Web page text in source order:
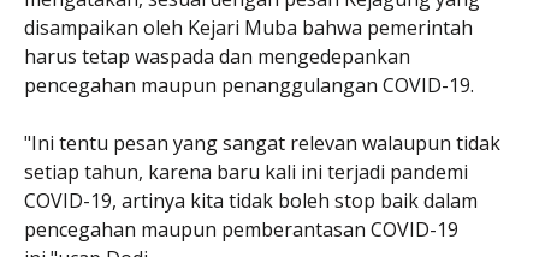
disampaikan oleh Kejari Muba bahwa pemerintah
harus tetap waspada dan mengedepankan
pencegahan maupun penanggulangan COVID-19.
"Ini tentu pesan yang sangat relevan walaupun tidak
setiap tahun, karena baru kali ini terjadi pandemi
COVID-19, artinya kita tidak boleh stop baik dalam
pencegahan maupun pemberantasan COVID-19